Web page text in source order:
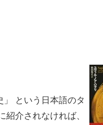
という日本語のタ
紹介されなければ、